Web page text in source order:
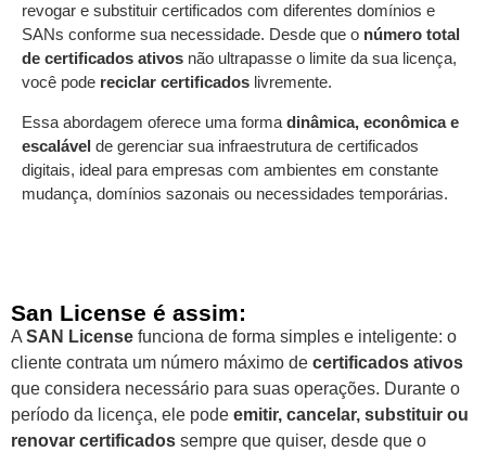
revogar e substituir certificados com diferentes domínios e
SANs conforme sua necessidade. Desde que o número total
de certificados ativos não ultrapasse o limite da sua licença,
você pode reciclar certificados livremente.
Essa abordagem oferece uma forma dinâmica, econômica e
escalável de gerenciar sua infraestrutura de certificados
digitais, ideal para empresas com ambientes em constante
mudança, domínios sazonais ou necessidades temporárias.
San License é assim:
A SAN License funciona de forma simples e inteligente: o
cliente contrata um número máximo de certificados ativos
que considera necessário para suas operações. Durante o
período da licença, ele pode emitir, cancelar, substituir ou
renovar certificados sempre que quiser, desde que o